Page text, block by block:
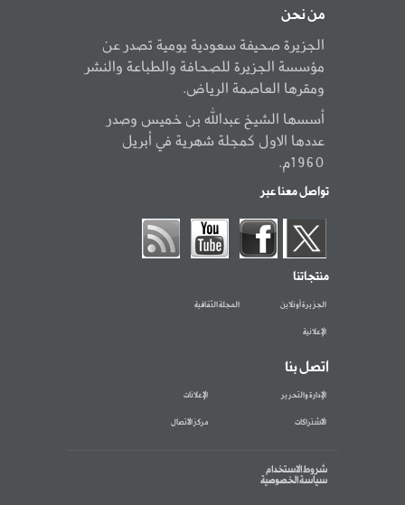
من نحن
الجزيرة صحيفة سعودية يومية تصدر عن
مؤسسة الجزيرة للصحافة والطباعة والنشر
ومقرها العاصمة الرياض.
أسسها الشيخ عبدالله بن خميس وصدر
عددها الاول كمجلة شهرية في أبريل
1960م.
تواصل معنا عبر
منتجاتنا
الجزيرة أونلاين المجلة الثقافية
الإعلانية
اتصل بنا
الإدارة والتحرير الإعلانات
الاشتراكات مركز الاتصال
شروط الاستخدام
سياسة الخصوصية